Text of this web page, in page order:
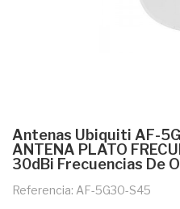
Antenas Ubiquiti AF-
ANTENA PLATO
30dBi Frecuencias De
Referencia: AF-5G30-S45